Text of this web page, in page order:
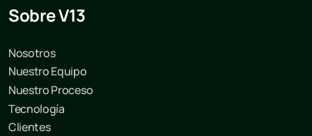
Sobre V13
Nosotros
Nuestro Equipo
Nuestro Proceso
Tecnología
Clientes